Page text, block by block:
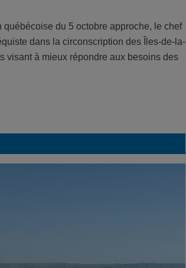
du 5 octobre approche, le chef
dans la circonscription des Îles-de-la-
visant à mieux répondre aux besoins des